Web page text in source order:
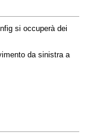
si occuperà dei
da sinistra a